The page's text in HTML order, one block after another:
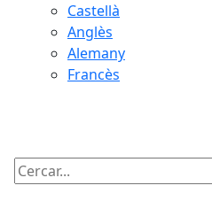
Castellà
Anglès
Alemany
Francès
Cercar: